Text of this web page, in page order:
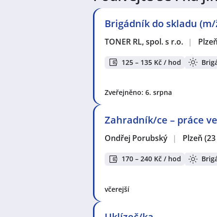
nových nabídek práce a brigád
nových nabídek! Právě proto je
Zvyšte si šanci v nalezení nového
KPK sport s.r.o. TONER RL, spol. s
Enter-Prise Sorting, s.r.o.
s.r.o.
Seznam lokalit v zobrazených
Celá ČR,Plzeň,Rakovník ,Roztoky,
Brigádník do skladu
TONER RL, spol. s r.o. | Plzeň
125 – 135 Kč / hod
Zveřejněno: 6. srpna
Zahradník/ce – práce
Ondřej Porubský | Plzeň
170 – 240 Kč / hod
včerejší